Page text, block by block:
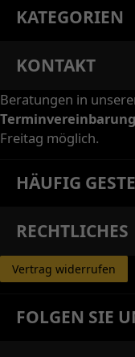
KATEGORIEN
KONTAKT
Beratungen in
Terminvereinbarung
Freitag möglich.
HÄUFIG
RECHTLICHES
Vertrag widerrufen
FOLGEN SIE